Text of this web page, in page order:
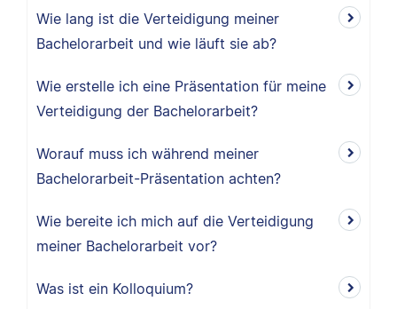
Wie lang ist die Verteidigung meiner
Bachelorarbeit und wie läuft sie ab?
Wie erstelle ich eine Präsentation für meine
Verteidigung der Bachelorarbeit?
Worauf muss ich während meiner
Bachelorarbeit-Präsentation achten?
Wie bereite ich mich auf die Verteidigung
meiner Bachelorarbeit vor?
Was ist ein Kolloquium?